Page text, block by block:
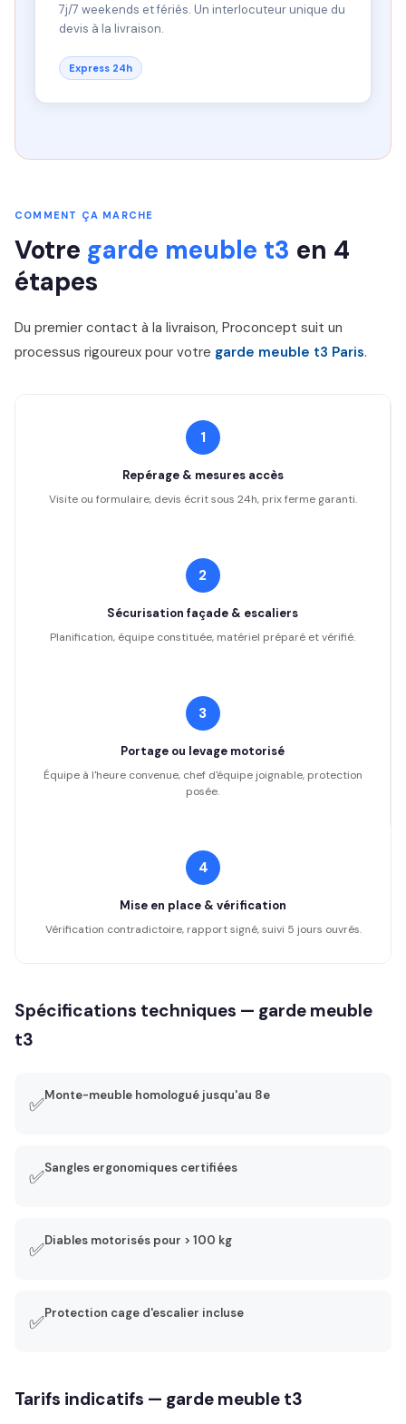
7j/7 weekends et fériés. Un interlocuteur unique du
devis à la livraison.
Express 24h
COMMENT ÇA MARCHE
Votre garde meuble t3 en 4
étapes
Du premier contact à la livraison, Proconcept suit un
processus rigoureux pour votre garde meuble t3 Paris.
1
Repérage & mesures accès
Visite ou formulaire, devis écrit sous 24h, prix ferme garanti.
2
Sécurisation façade & escaliers
Planification, équipe constituée, matériel préparé et vérifié.
3
Portage ou levage motorisé
Équipe à l'heure convenue, chef d'équipe joignable, protection
posée.
4
Mise en place & vérification
Vérification contradictoire, rapport signé, suivi 5 jours ouvrés.
Spécifications techniques — garde meuble
t3
✅Monte-meuble homologué jusqu'au 8e
✅Sangles ergonomiques certifiées
✅Diables motorisés pour > 100 kg
✅Protection cage d'escalier incluse
Tarifs indicatifs — garde meuble t3